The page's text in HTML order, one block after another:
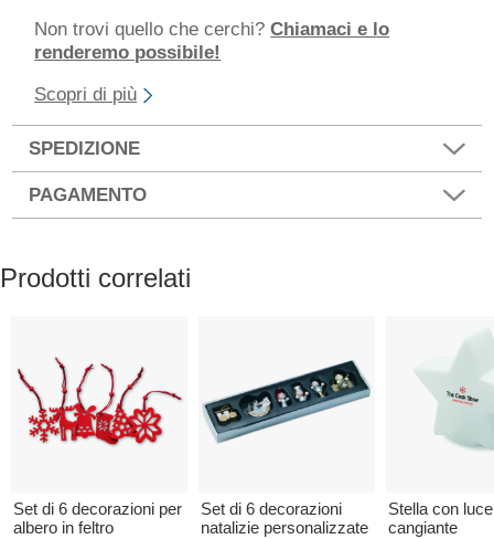
Non trovi quello che cerchi?Chiamaci e lo
renderemo possibile!
Scopri di più
SPEDIZIONE
PAGAMENTO
Prodotti correlati
Set di 6 decorazioni per
albero in feltro
Set di 6 decorazioni
natalizie personalizzate
Stella con luce
cangiante